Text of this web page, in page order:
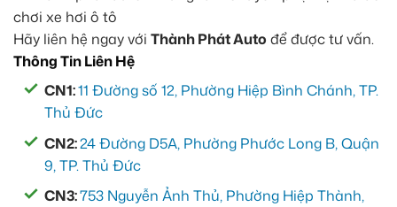
Hãy liên hệ ngay với Thành Phát Auto để được tư vấn.
Thông Tin Liên Hệ
CN1:11 Đường số 12, Phường Hiệp Bình Chánh, TP.
Thủ Đức
CN2:24 Đường D5A, Phường Phước Long B, Quận
9, TP. Thủ Đức
CN3:753 Nguyễn Ảnh Thủ, Phường Hiệp Thành,